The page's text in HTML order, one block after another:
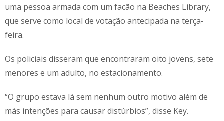
uma pessoa armada com um facão na Beaches Library,
que serve como local de votação antecipada na terça-
feira.
Os policiais disseram que encontraram oito jovens, sete
menores e um adulto, no estacionamento.
“O grupo estava lá sem nenhum outro motivo além de
más intenções para causar distúrbios”, disse Key.